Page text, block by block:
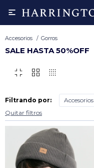

Accesorios Gorros
SALE HASTA 50%OFF
fullscreen_exit grid_view transition_dissolve
Filtrando por: Accesorios
Quitar filtros